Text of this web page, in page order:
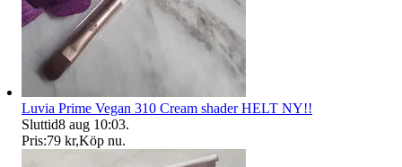
Luvia Prime Vegan 310 Cream shader HELT NY!!
Sluttid8 aug 10:03.
Pris:79 kr,Köp nu.